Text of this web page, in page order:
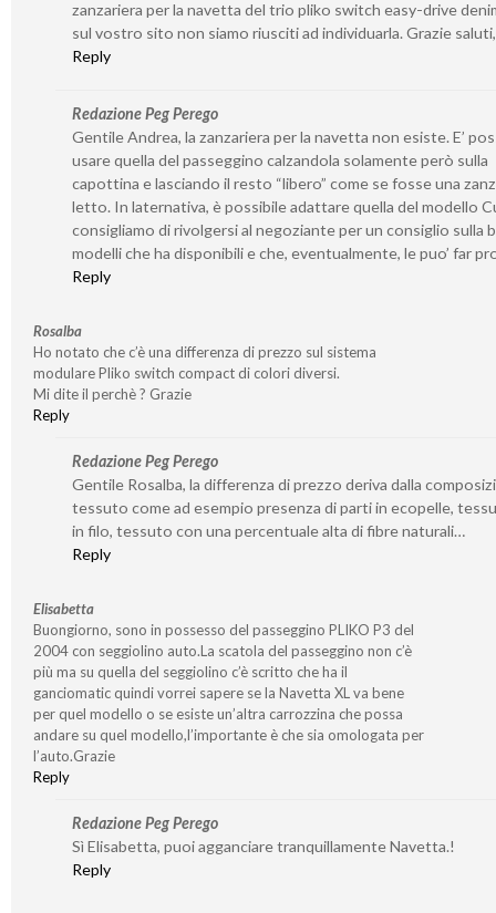
zanzariera per la navetta del trio pliko switch easy-drive
sul vostro sito non siamo riusciti ad individuarla. Grazie
Reply
Redazione Peg Perego
Gentile Andrea, la zanzariera per la navetta non esiste. E’
usare quella del passeggino calzandola solamente però sulla
capottina e lasciando il resto “libero” come se fosse una
letto. In laternativa, è possibile adattare quella del modello
consigliamo di rivolgersi al negoziante per un consiglio sulla
modelli che ha disponibili e che, eventualmente, le puo’ far
Reply
Rosalba
Ho notato che c’è una differenza di prezzo sul sistema
modulare Pliko switch compact di colori diversi.
Mi dite il perchè ? Grazie
Reply
Redazione Peg Perego
Gentile Rosalba, la differenza di prezzo deriva dalla
tessuto come ad esempio presenza di parti in ecopelle,
in filo, tessuto con una percentuale alta di fibre naturali…
Reply
Elisabetta
Buongiorno, sono in possesso del passeggino PLIKO P3 del
2004 con seggiolino auto.La scatola del passeggino non c’è
più ma su quella del seggiolino c’è scritto che ha il
ganciomatic quindi vorrei sapere se la Navetta XL va bene
per quel modello o se esiste un’altra carrozzina che possa
andare su quel modello,l’importante è che sia omologata per
l’auto.Grazie
Reply
Redazione Peg Perego
Sì Elisabetta, puoi agganciare tranquillamente Navetta.!
Reply